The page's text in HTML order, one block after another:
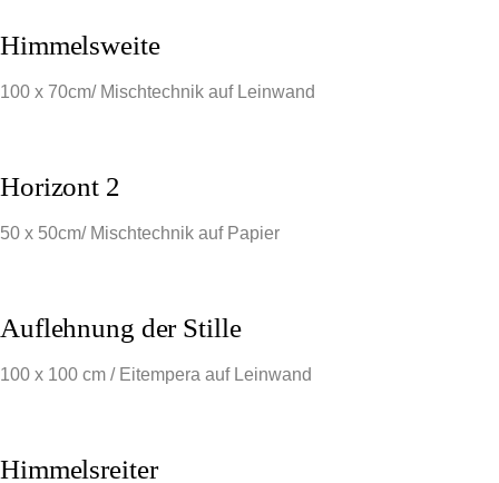
Himmelsweite
100 x 70cm/ Mischtechnik auf Leinwand
Horizont 2
50 x 50cm/ Mischtechnik auf Papier
Auflehnung der Stille
100 x 100 cm / Eitempera auf Leinwand
Himmelsreiter